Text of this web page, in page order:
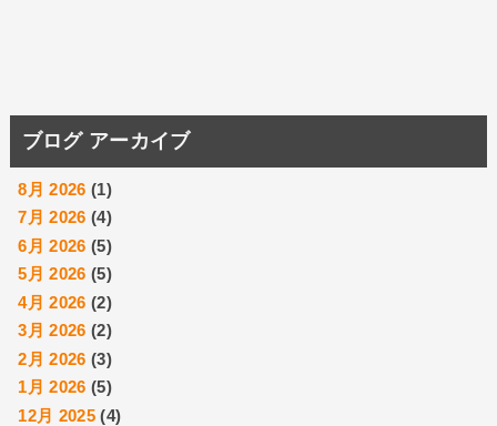
ブログ アーカイブ
8月 2026 (1)
7月 2026 (4)
6月 2026 (5)
5月 2026 (5)
4月 2026 (2)
3月 2026 (2)
2月 2026 (3)
1月 2026 (5)
12月 2025 (4)